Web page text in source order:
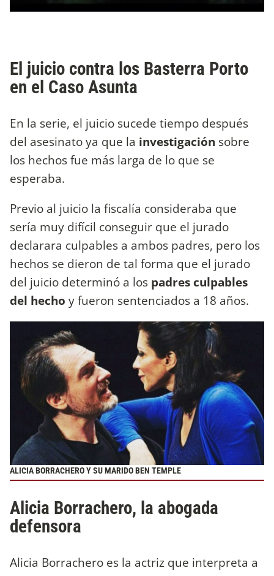
El juicio contra los Basterra Porto
en el Caso Asunta
En la serie, el juicio sucede tiempo después
del asesinato ya que la investigación sobre
los hechos fue más larga de lo que se
esperaba.
Previo al juicio la fiscalía consideraba que
sería muy difícil conseguir que el jurado
declarara culpables a ambos padres, pero los
hechos se dieron de tal forma que el jurado
del juicio determinó a los padres culpables
del hecho y fueron sentenciados a 18 años.
ALICIA BORRACHERO Y SU MARIDO BEN TEMPLE
Alicia Borrachero, la abogada
defensora
Alicia Borrachero es la actriz que interpreta a